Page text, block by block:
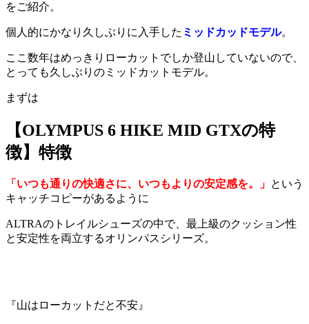
をご紹介。
個人的にかなり久しぶりに入手した ミッドカッドモデル。
ここ数年はめっきりローカットでしか登山していないので、
とっても久しぶりのミッドカットモデル。
まずは
【OLYMPUS 6 HIKE MID GTXの特
徴】特徴
「いつも通りの快適さに、いつもよりの安定感を。」 という
キャッチコピーがあるように
ALTRAのトレイルシューズの中で、最上級のクッション性
と安定性を両立するオリンパスシリーズ。
『山はローカットだと不安』